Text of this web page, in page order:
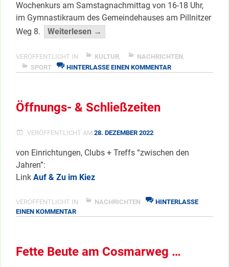
Wochenkurs am Samstagnachmittag von 16-18 Uhr,
im Gymnastikraum des Gemeindehauses am Pillnitzer
Weg 8.
Weiterlesen →
Swing
in
VERÖFFENTLICHT IN KULTUR, NACHRICHTEN,
SPORT
HINTERLASSE EINEN KOMMENTARZU
Öffnungs- & Schließzeiten
VERÖFFENTLICHT AM 28. DEZEMBER 2022
von Einrichtungen, Clubs + Treffs “zwischen den
Jahren”:
Link Auf & Zu im Kiez
VERÖFFENTLICHT IN NACHRICHTEN
HINTERLASSE
EINEN KOMMENTARZU
Fette Beute am Cosmarweg …